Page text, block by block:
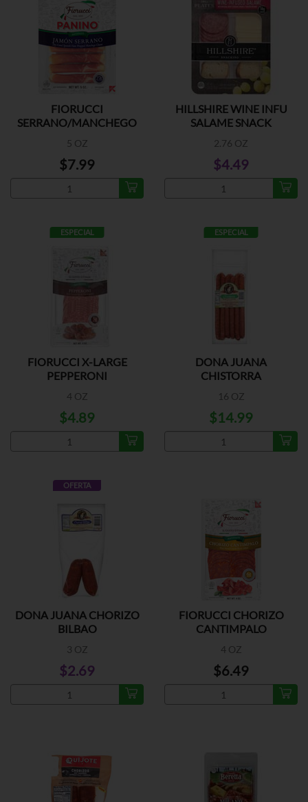
FIORUCCI
SERRANO/MANCHEGO
5 OZ
$7.99
HILLSHIRE WINE INFU
SALAME SNACK
2.76 OZ
$4.49
ESPECIAL
FIORUCCI X-LARGE
PEPPERONI
4 OZ
$4.89
ESPECIAL
DONA JUANA
CHISTORRA
16 OZ
$14.99
OFERTA
DONA JUANA CHORIZO
BILBAO
3 OZ
$2.69
FIORUCCI CHORIZO
CANTIMPALO
4 OZ
$6.49